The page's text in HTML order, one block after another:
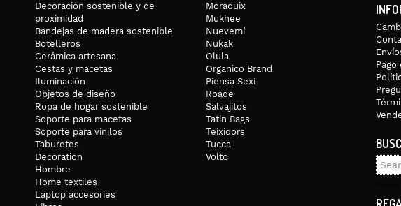
Decoración sostenible y de
proximidad
Bandejas de madera sostenible
Botelleros
Cerámica artesana
Cestas y macetas
Iluminación
Objetos de diseño
Ropa de hogar sostenible
Soporte para macetas
Soporte para vinilos
Taburetes
Decoration
Hombre
Home textiles
Laptop accesories
Moraduix
Mukhee
Nuevemí
Nukak
Olula
Organico Brand
Piensa Sexi
Roade
Salvajitos
Tatin Bags
Teixidors
Tucca
Volto
Pago